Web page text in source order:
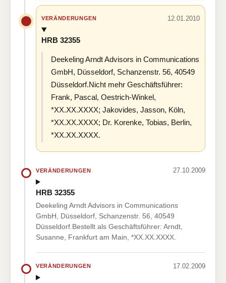
VERÄNDERUNGEN 12.01.2010
HRB 32355
Deekeling Arndt Advisors in Communications
GmbH, Düsseldorf, Schanzenstr. 56, 40549
Düsseldorf.Nicht mehr Geschäftsführer:
Frank, Pascal, Oestrich-Winkel,
*XX.XX.XXXX; Jakovides, Jasson, Köln,
*XX.XX.XXXX; Dr. Korenke, Tobias, Berlin,
*XX.XX.XXXX.
VERÄNDERUNGEN 27.10.2009
HRB 32355
Deekeling Arndt Advisors in Communications
GmbH, Düsseldorf, Schanzenstr. 56, 40549
Düsseldorf.Bestellt als Geschäftsführer: Arndt,
Susanne, Frankfurt am Main, *XX.XX.XXXX.
VERÄNDERUNGEN 17.02.2009